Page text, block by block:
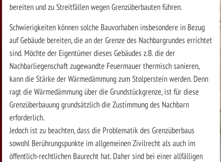
bereiten und zu Streitfällen wegen Grenzüberbauten führen.
Schwierigkeiten können solche Bauvorhaben insbesondere in Bezug
auf Gebäude bereiten, die an der Grenze des Nachbargrundes errichtet
sind. Möchte der Eigentümer dieses Gebäudes z.B. die der
Nachbarliegenschaft zugewandte Feuermauer thermisch sanieren,
kann die Stärke der Wärmedämmung zum Stolperstein werden. Denn
ragt die Wärmedämmung über die Grundstückgrenze, ist für diese
Grenz­überbauung grundsätzlich die Zustimmung des Nachbarn
erforderlich.
Jedoch ist zu beachten, dass die Problematik des Grenzüberbaus
sowohl Berührungspunkte im allgemeinen Zivilrecht als auch im
öffentlich-rechtlichen Baurecht hat. Daher sind bei einer allfälligen